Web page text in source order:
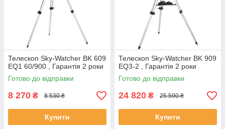
Телескоп Sky-Watcher BK 609
EQ1 60/900 , Гарантія 2 роки
Готово до відправки
8 270 ₴ 8 530 ₴
Купити
Телескоп Sky-Watcher BK 909
EQ3-2 , Гарантія 2 роки
Готово до відправки
24 820 ₴ 25 590 ₴
Купити